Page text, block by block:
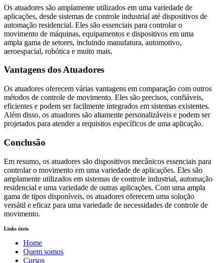
Os atuadores são amplamente utilizados em uma variedade de
aplicações, desde sistemas de controle industrial até dispositivos de
automação residencial. Eles são essenciais para controlar o
movimento de máquinas, equipamentos e dispositivos em uma
ampla gama de setores, incluindo manufatura, automotivo,
aeroespacial, robótica e muito mais.
Vantagens dos Atuadores
Os atuadores oferecem várias vantagens em comparação com outros
métodos de controle de movimento. Eles são precisos, confiáveis,
eficientes e podem ser facilmente integrados em sistemas existentes.
Além disso, os atuadores são altamente personalizáveis e podem ser
projetados para atender a requisitos específicos de uma aplicação.
Conclusão
Em resumo, os atuadores são dispositivos mecânicos essenciais para
controlar o movimento em uma variedade de aplicações. Eles são
amplamente utilizados em sistemas de controle industrial, automação
residencial e uma variedade de outras aplicações. Com uma ampla
gama de tipos disponíveis, os atuadores oferecem uma solução
versátil e eficaz para uma variedade de necessidades de controle de
movimento.
Links úteis
Home
Quem somos
Cursos